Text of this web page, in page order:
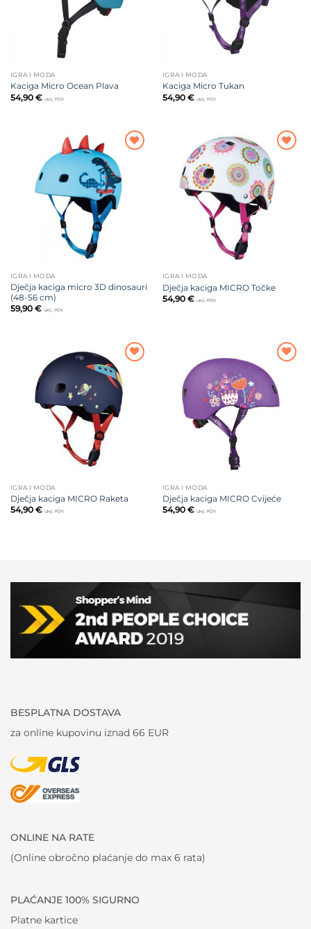
IGRA I MODA
Kaciga Micro Ocean Plava
54,90 € uklj. PDV
IGRA I MODA
Kaciga Micro Tukan
54,90 € uklj. PDV
Dodajte
na listu
želja
IGRA I MODA
Dječja kaciga micro 3D dinosauri
(48-56 cm)
59,90 € uklj. PDV
Dodajte
na listu
želja
IGRA I MODA
Dječja kaciga MICRO Točke
54,90 € uklj. PDV
Dodajte
na listu
želja
IGRA I MODA
Dječja kaciga MICRO Raketa
54,90 € uklj. PDV
Dodajte
na listu
želja
IGRA I MODA
Dječja kaciga MICRO Cvijeće
54,90 € uklj. PDV
BESPLATNA DOSTAVA
za online kupovinu iznad 66 EUR
ONLINE NA RATE
(Online obročno plaćanje do max 6 rata)
PLAĆANJE 100% SIGURNO
Platne kartice